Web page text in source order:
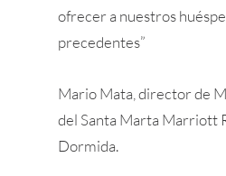
ofrecer a nuestros
precedentes”
Mario Mata, director de
del Santa Marta Marriott
Dormida.